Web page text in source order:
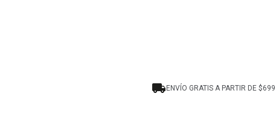
ENVÍO GRATIS A PARTIR DE $699